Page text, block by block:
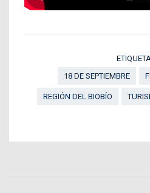
18 DE SEPTIEMBRE
REGIÓN DEL BIOBÍO